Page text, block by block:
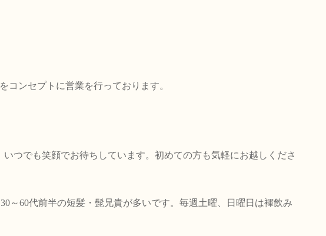
コンセプトに営業を行っております。
つでも笑顔でお待ちしています。初めての方も気軽にお越しくださ
～60代前半の短髪・髭兄貴が多いです。毎週土曜、日曜日は褌飲み